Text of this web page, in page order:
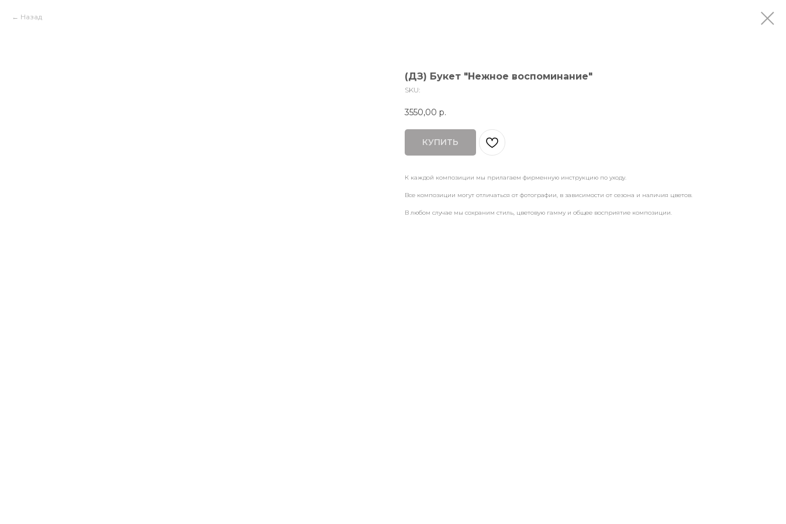
Назад
(ДЗ) Букет "Нежное воспоминание"
SKU:
3550,00 р.
КУПИТЬ
К каждой композиции мы прилагаем фирменную инструкцию по уходу.
Все композиции могут отличаться от фотографии, в зависимости от сезона и наличия цветов.
В любом случае мы сохраним стиль, цветовую гамму и общее восприятие композиции.